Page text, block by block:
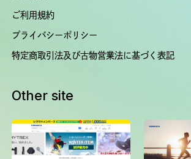
ご利用規約
プライバシーポリシー
特定商取引法及び古物営業法に基づく表記
Other site